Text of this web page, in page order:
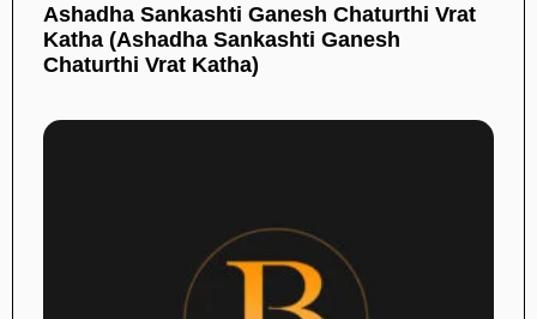
Ashadha Sankashti Ganesh Chaturthi Vrat
Katha (Ashadha Sankashti Ganesh
Chaturthi Vrat Katha)